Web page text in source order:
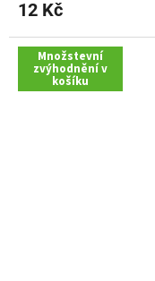
je
z
hvězdiček.
12 Kč
Množstevní
zvýhodnění v
košíku